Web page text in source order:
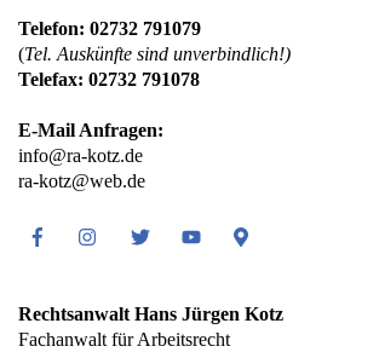
Telefon: 02732 791079
(Tel. Auskünfte sind unverbindlich!)
Telefax: 02732 791078
E-Mail Anfragen:
info@ra-kotz.de
ra-kotz@web.de
FacebookInstagramTwitter Youtube Google
Rechtsanwalt Hans Jürgen Kotz
Fachanwalt für Arbeitsrecht